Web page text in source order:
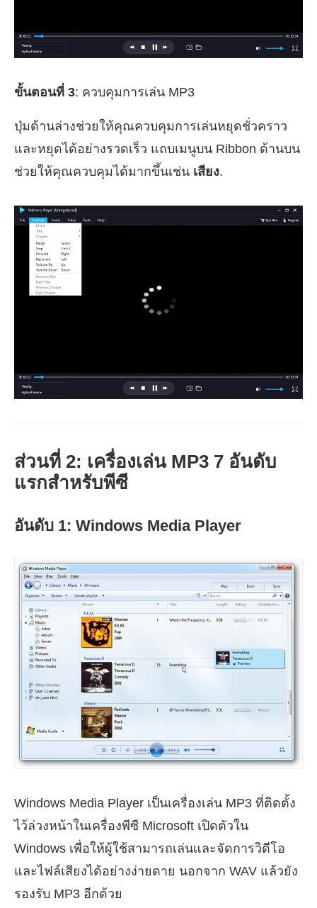
ขั้นตอนที่ 3: ควบคุมการเล่น MP3
ปุ่มด้านล่างช่วยให้คุณควบคุมการเล่นหยุดชั่วคราว
และหยุดได้อย่างรวดเร็ว แถบเมนูบน Ribbon ด้านบน
ช่วยให้คุณควบคุมได้มากขึ้นเช่น เสียง.
ส่วนที่ 2: เครื่องเล่น MP3 7 อันดับ
แรกสำหรับพีซี
อันดับ 1: Windows Media Player
Windows Media Player เป็นเครื่องเล่น MP3 ที่ติดตั้ง
ไว้ล่วงหน้าในเครื่องพีซี Microsoft เปิดตัวใน
Windows เพื่อให้ผู้ใช้สามารถเล่นและจัดการวิดีโอ
และไฟล์เสียงได้อย่างง่ายดาย นอกจาก WAV แล้วยัง
รองรับ MP3 อีกด้วย